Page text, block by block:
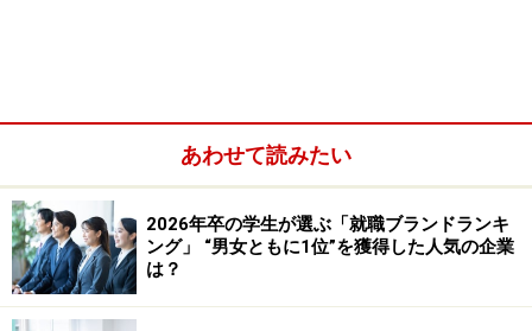
あわせて読みたい
2026年卒の学生が選ぶ「就職ブランドランキ
ング」 “男女ともに1位”を獲得した人気の企業
は？